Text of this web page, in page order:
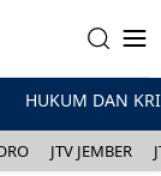
HUKUM DAN
JTV JEMBER